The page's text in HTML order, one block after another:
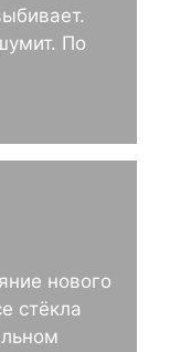
По
нового
стёкла